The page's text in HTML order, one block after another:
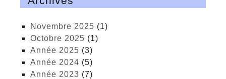
novembre 2025 (1)
octobre 2025 (1)
année 2025 (3)
année 2024 (5)
année 2023 (7)